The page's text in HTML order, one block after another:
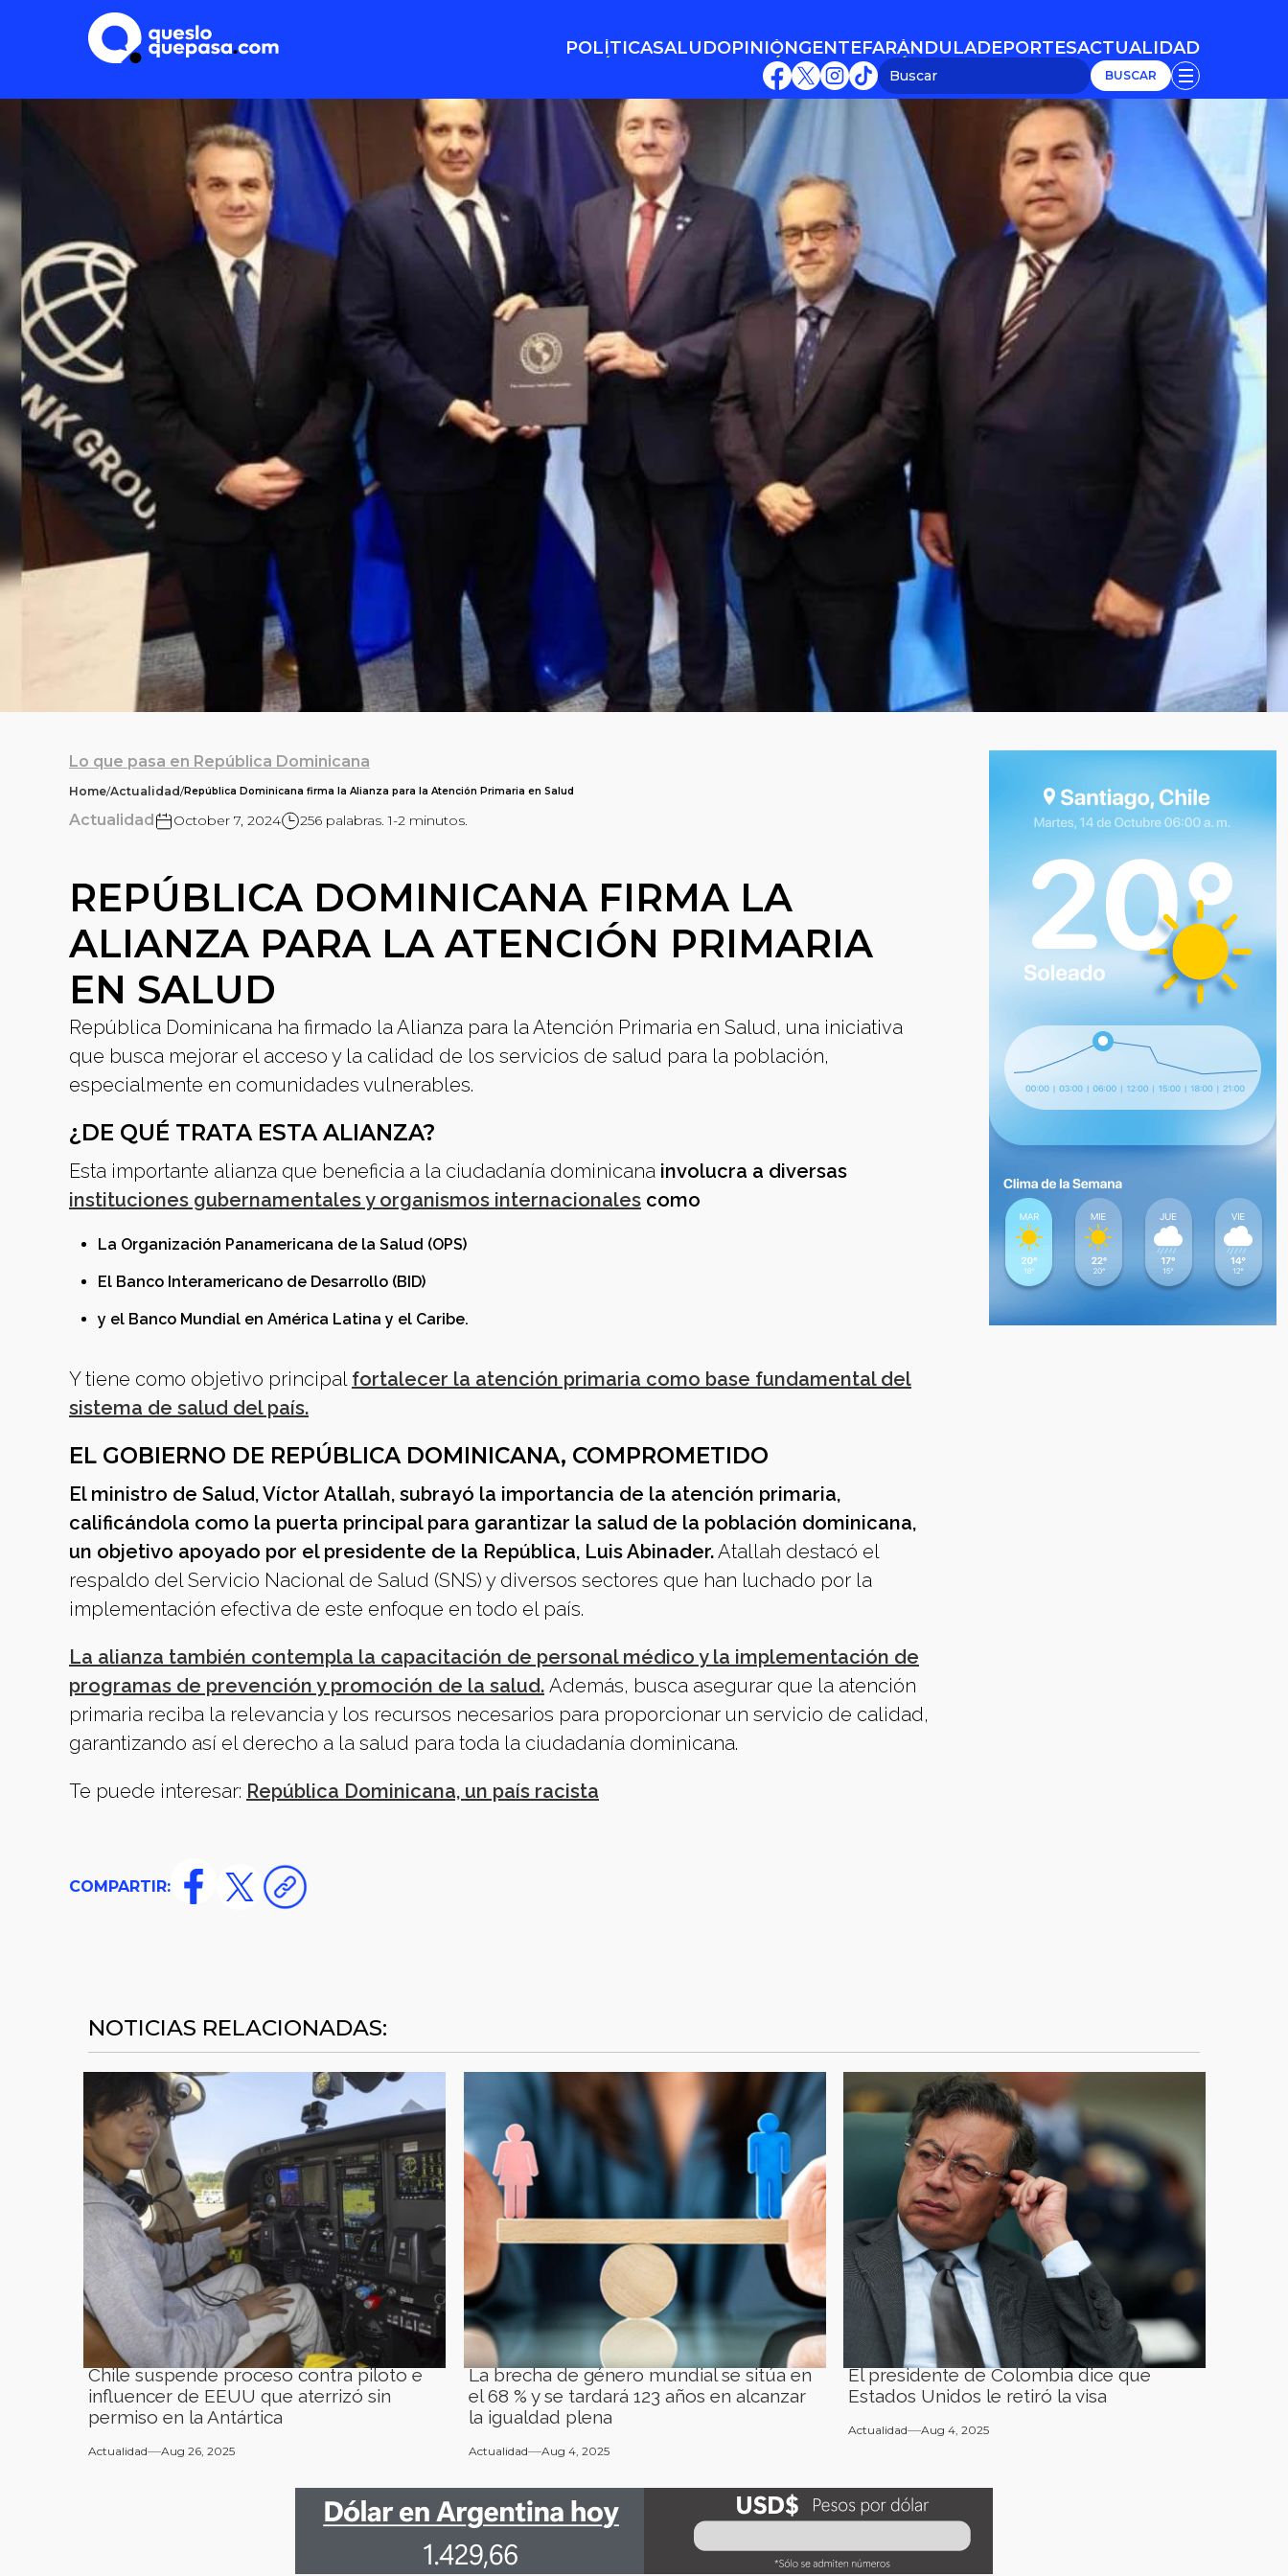
POLÍTICASALUDOPINIÓN
OPINIÓN
GENTE
GENTE
FARÁNDULA
FARÁNDULA
DEPORTESACTUALIDAD
ACTUALIDAD
Lo que pasa en República Dominicana
Home/Actualidad/República Dominicana firma la Alianza para la Atención Primaria en Salud
Actualidad October 7, 2024 256 palabras. 1-2 minutos.
REPÚBLICA DOMINICANA FIRMA LA
ALIANZA PARA LA ATENCIÓN PRIMARIA
EN SALUD
República Dominicana ha firmado la Alianza para la Atención Primaria en Salud, una iniciativa
que busca mejorar el acceso y la calidad de los servicios de salud para la población,
especialmente en comunidades vulnerables.
¿DE QUÉ TRATA ESTA ALIANZA?
Esta importante alianza que beneficia a la ciudadanía dominicana involucra a diversas
instituciones gubernamentales y organismos internacionales como
La Organización Panamericana de la Salud (OPS)
El Banco Interamericano de Desarrollo (BID)
y el Banco Mundial en América Latina y el Caribe.
Y tiene como objetivo principal fortalecer la atención primaria como base fundamental del
sistema de salud del país.
EL GOBIERNO DE REPÚBLICA DOMINICANA, COMPROMETIDO
El ministro de Salud, Víctor Atallah, subrayó la importancia de la atención primaria,
calificándola como la puerta principal para garantizar la salud de la población dominicana,
un objetivo apoyado por el presidente de la República, Luis Abinader.Atallah destacó el
respaldo del Servicio Nacional de Salud (SNS) y diversos sectores que han luchado por la
implementación efectiva de este enfoque en todo el país.
La alianza también contempla la capacitación de personal médico y la implementación de
programas de prevención y promoción de la salud. Además, busca asegurar que la atención
primaria reciba la relevancia y los recursos necesarios para proporcionar un servicio de calidad,
garantizando así el derecho a la salud para toda la ciudadanía dominicana.
Te puede interesar: República Dominicana, un país racista
COMPARTIR:
NOTICIAS RELACIONADAS:
⁠Chile suspende proceso contra piloto e
influencer de EEUU que aterrizó sin
permiso en la Antártica
Actualidad Aug 26, 2025
La brecha de género mundial se sitúa en
el 68 % y se tardará 123 años en alcanzar
la igualdad plena
Actualidad Aug 4, 2025
El presidente de Colombia dice que
Estados Unidos le retiró la visa
Actualidad Aug 4, 2025